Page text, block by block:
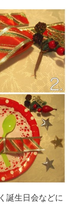
誕生日会などに